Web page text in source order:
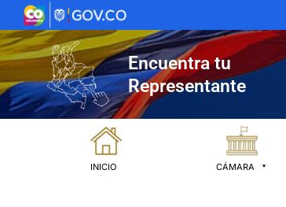
al
contenido
Encuentra tu
Representante
INICIO CÁMARA